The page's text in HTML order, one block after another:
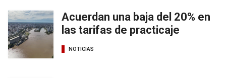
Acuerdan una baja del 20% en
las tarifas de practicaje
NOTICIAS